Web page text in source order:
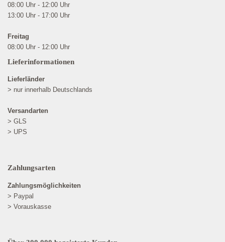
08:00 Uhr - 12:00 Uhr
13:00 Uhr - 17:00 Uhr
Freitag
08:00 Uhr - 12:00 Uhr
Lieferinformationen
Lieferländer
> nur innerhalb Deutschlands
Versandarten
> GLS
> UPS
Zahlungsarten
Zahlungsmöglichkeiten
> Paypal
> Vorauskasse